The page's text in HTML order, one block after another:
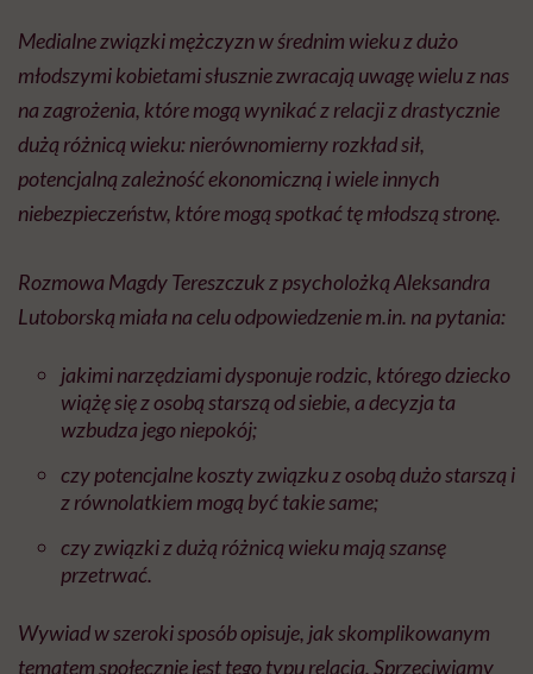
Medialne związki mężczyzn w średnim wieku z dużo
młodszymi kobietami słusznie zwracają uwagę wielu z nas
na zagrożenia, które mogą wynikać z relacji z drastycznie
dużą różnicą wieku: nierównomierny rozkład sił,
potencjalną zależność ekonomiczną i wiele innych
niebezpieczeństw, które mogą spotkać tę młodszą stronę.
Rozmowa Magdy Tereszczuk z psycholożką Aleksandra
Lutoborską miała na celu odpowiedzeniem.in. na pytania:
jakimi narzędziami dysponuje rodzic, którego dziecko
wiążę się z osobą starszą od siebie, a decyzja ta
wzbudza jego niepokój;
czy potencjalne koszty związku z osobą dużo starszą i
z równolatkiem mogą być takie same;
czy związki z dużą różnicą wieku mają szansę
przetrwać.
Wywiad w szeroki sposób opisuje, jak skomplikowanym
tematem społecznie jest tego typu relacja. Sprzeciwiamy